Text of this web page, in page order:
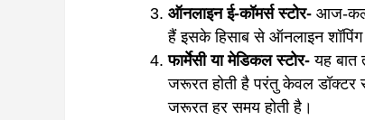
ऑनलाइन ई-कॉमर्स स्टोर- आज-कल
हैं इसके हिसाब से ऑनलाइन
फार्मेसी या मेडिकल स्टोर- यह बात
जरूरत होती है परंतु केवल डॉक्टर से
जरूरत हर समय होती है।